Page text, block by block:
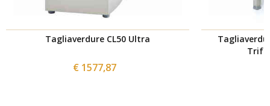
Tagliaverdure CL50 Ultra
€ 1577,87